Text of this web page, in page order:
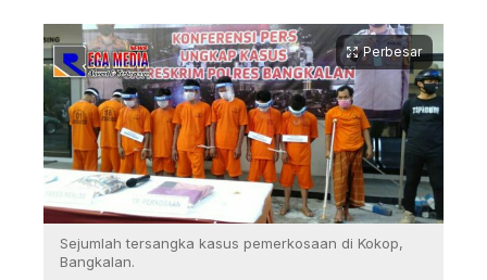
Perbesar
Sejumlah tersangka kasus pemerkosaan di Kokop,
Bangkalan.